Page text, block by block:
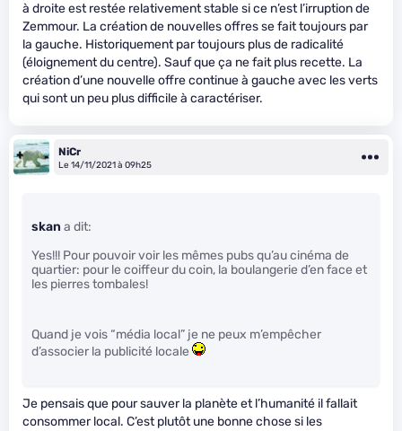
à droite est restée relativement stable si ce n’est l’irruption de
Zemmour. La création de nouvelles offres se fait toujours par
la gauche. Historiquement par toujours plus de radicalité
(éloignement du centre). Sauf que ça ne fait plus recette. La
création d’une nouvelle offre continue à gauche avec les verts
qui sont un peu plus difficile à caractériser.
NiCr
Le 14/11/2021 à 09h25
skan a dit:
Yes!!! Pour pouvoir voir les mêmes pubs qu’au cinéma de
quartier: pour le coiffeur du coin, la boulangerie d’en face et
les pierres tombales!
Quand je vois “média local” je ne peux m’empêcher
d’associer la publicité locale
Je pensais que pour sauver la planète et l’humanité il fallait
consommer local. C’est plutôt une bonne chose si les